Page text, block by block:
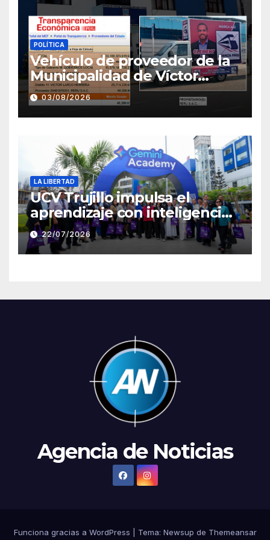
POLÍTICA
Vehículo de proveedor de la
Municipalidad de Víctor
Larco aparece con publicidad
de campaña de León
Clement
03/08/2026
LA LIBERTAD
UCV Trujillo impulsa el
aprendizaje con inteligencia
artificial a través de Google
Gemini
22/07/2026
Agencia de Noticias
Funciona gracias a WordPress Tema: Newsup de Themeansar